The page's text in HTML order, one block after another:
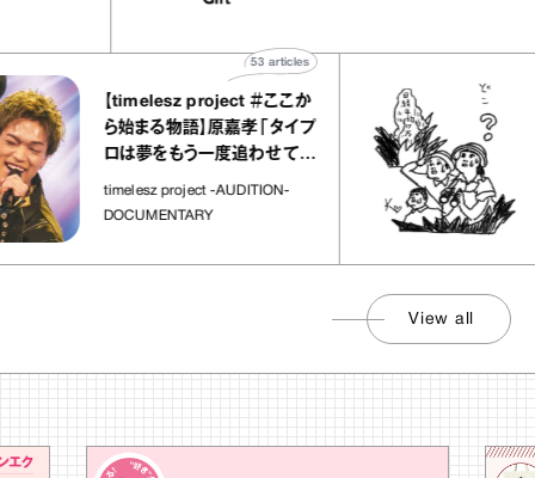
【timelesz project ＃ここか
ら始まる物語】原嘉孝「タイプ
ロは夢をもう一度追わせてく
れた場所」
timelesz project -AUDITION-
DOCUMENTARY
articles
View all